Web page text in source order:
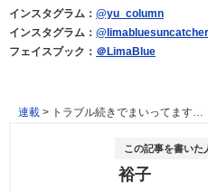
インスタグラム： @yu_column
インスタグラム： @limabluesuncatcher
フェイスブック： ＠LimaBlue
連載 > トラブル続きでまいってます…
この記事を書いた
裕子